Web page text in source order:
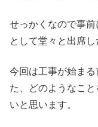
せっかくなので事
として堂々と出席し
今回は工事が始ま
た、どのようなこ
いと思います。